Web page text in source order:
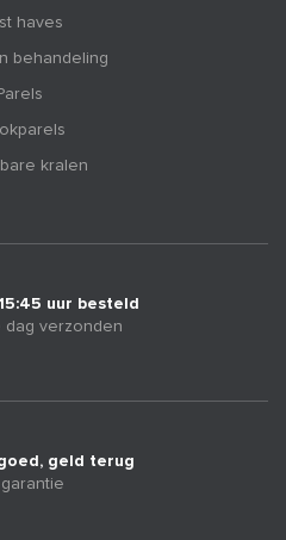
haves
behandeling
kralen
uur besteld
dag verzonden
geld terug
garantie